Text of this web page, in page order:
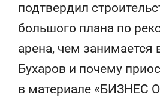
подтвердил
большого плана по
арена, чем
Бухаров и почему
в материале «БИЗНЕС